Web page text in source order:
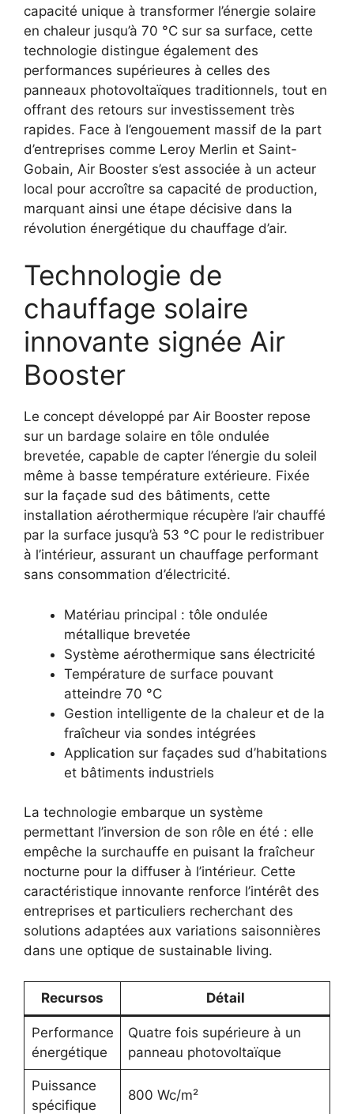
capacité unique à transformer l’énergie solaire
en chaleur jusqu’à 70 °C sur sa surface, cette
technologie distingue également des
performances supérieures à celles des
panneaux photovoltaïques traditionnels, tout en
offrant des retours sur investissement très
rapides. Face à l’engouement massif de la part
d’entreprises comme Leroy Merlin et Saint-
Gobain, Air Booster s’est associée à un acteur
local pour accroître sa capacité de production,
marquant ainsi une étape décisive dans la
révolution énergétique du chauffage d’air.
Technologie de
chauffage solaire
innovante signée Air
Booster
Le concept développé par Air Booster repose
sur un bardage solaire en tôle ondulée
brevetée, capable de capter l’énergie du soleil
même à basse température extérieure. Fixée
sur la façade sud des bâtiments, cette
installation aérothermique récupère l’air chauffé
par la surface jusqu’à 53 °C pour le redistribuer
à l’intérieur, assurant un chauffage performant
sans consommation d’électricité.
Matériau principal : tôle ondulée
métallique brevetée
Système aérothermique sans électricité
Température de surface pouvant
atteindre 70 °C
Gestion intelligente de la chaleur et de la
fraîcheur via sondes intégrées
Application sur façades sud d’habitations
et bâtiments industriels
La technologie embarque un système
permettant l’inversion de son rôle en été : elle
empêche la surchauffe en puisant la fraîcheur
nocturne pour la diffuser à l’intérieur. Cette
caractéristique innovante renforce l’intérêt des
entreprises et particuliers recherchant des
solutions adaptées aux variations saisonnières
dans une optique de sustainable living.
Recursos Détail
Performance
énergétique
Quatre fois supérieure à un
panneau photovoltaïque
Puissance
spécifique
800 Wc/m²